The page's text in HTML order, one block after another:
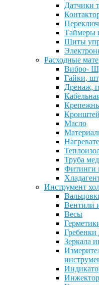
Датчики
Таймеры
Щиты
Расходные
Вибро-
Гайки,
Дренаж,
Масло
Труба
Фитинги
Инструмент
Вентили
Весы
Гребенки
Зеркала